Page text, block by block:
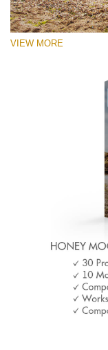
VIEW MORE